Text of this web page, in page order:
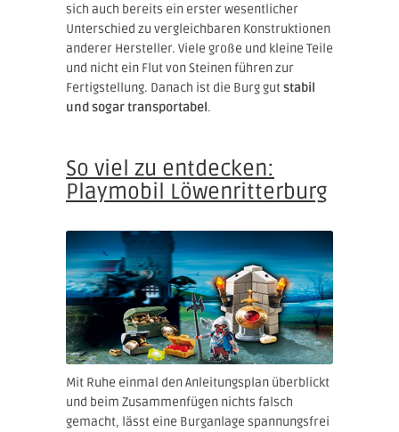
sich auch bereits ein erster wesentlicher
Unterschied zu vergleichbaren Konstruktionen
anderer Hersteller. Viele große und kleine Teile
und nicht ein Flut von Steinen führen zur
Fertigstellung. Danach ist die Burg gutstabil
und sogar transportabel.
So viel zu entdecken:
Playmobil Löwenritterburg
Mit Ruhe einmal den Anleitungsplan überblickt
und beim Zusammenfügen nichts falsch
gemacht, lässt eine Burganlage spannungsfrei